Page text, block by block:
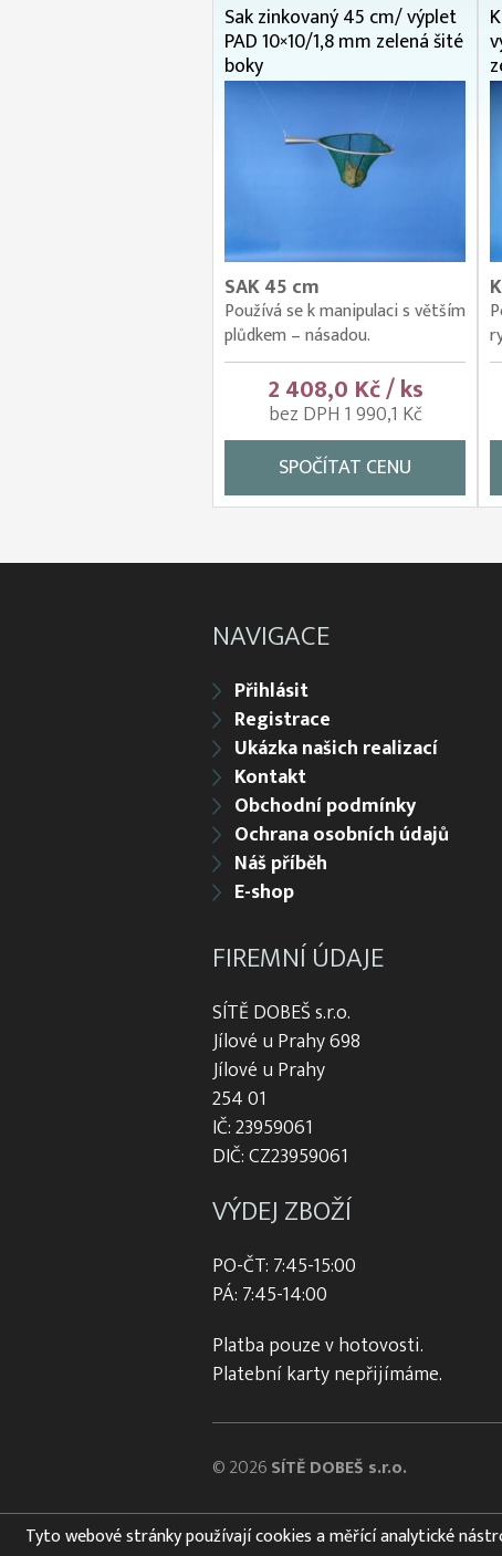
Sak zinkovaný 45 cm/ výplet
PAD 10×10/1,8 mm zelená šité
boky
SAK 45 cm
Používá se k manipulaci s větším
plůdkem – násadou.
2 408,0 Kč / ks
bez DPH 1 990,1 Kč
SPOČÍTAT CENU
NAVIGACE
Přihlásit
Registrace
Ukázka našich realizací
Kontakt
Obchodní podmínky
Ochrana osobních údajů
Náš příběh
E-shop
FIREMNÍ ÚDAJE
SÍTĚ DOBEŠ s.r.o.
Jílové u Prahy 698
Jílové u Prahy
254 01
IČ: 23959061
DIČ: CZ23959061
VÝDEJ ZBOŽÍ
PO-ČT: 7:45-15:00
PÁ: 7:45-14:00
Platba pouze v hotovosti.
Platební karty nepřijímáme.
© 2026SÍTĚ DOBEŠ s.r.o.
Tyto webové stránky používají cookies a měřící analytické